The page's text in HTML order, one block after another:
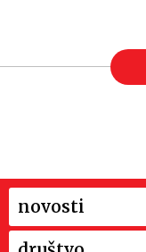
novosti